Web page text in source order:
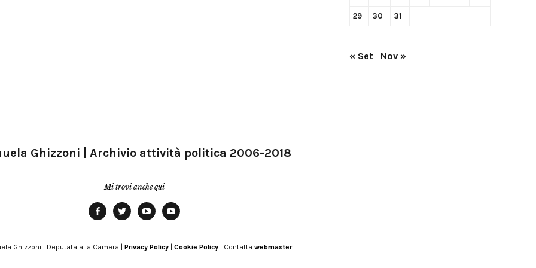
29 30 31
« Set Nov »
Ghizzoni | Archivio attività politica 2006-2018
Mi trovi anche qui
Modena
Ghizzoni | Deputata alla Camera | Privacy Policy Cookie Policy | Contatta webmaster